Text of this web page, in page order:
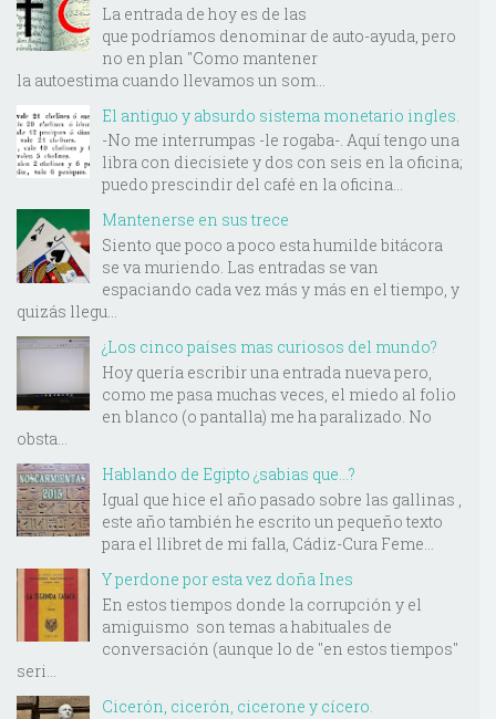
La entrada de hoy es de las
que podríamos denominar de auto-ayuda, pero
no en plan "Como mantener
la autoestima cuando llevamos un som...
El antiguo y absurdo sistema monetario ingles.
-No me interrumpas -le rogaba-. Aquí tengo una
libra con diecisiete y dos con seis en la oficina;
puedo prescindir del café en la oficina...
Mantenerse en sus trece
Siento que poco a poco esta humilde bitácora
se va muriendo. Las entradas se van
espaciando cada vez más y más en el tiempo, y
quizás llegu...
¿Los cinco países mas curiosos del mundo?
Hoy quería escribir una entrada nueva pero,
como me pasa muchas veces, el miedo al folio
en blanco (o pantalla) me ha paralizado. No
obsta...
Hablando de Egipto ¿sabias que...?
Igual que hice el año pasado sobre las gallinas ,
este año también he escrito un pequeño texto
para el llibret de mi falla, Cádiz-Cura Feme...
Y perdone por esta vez doña Ines
En estos tiempos donde la corrupción y el
amiguismo son temas a habituales de
conversación (aunque lo de "en estos tiempos"
seri...
Cicerón, cicerón, cicerone y cícero.